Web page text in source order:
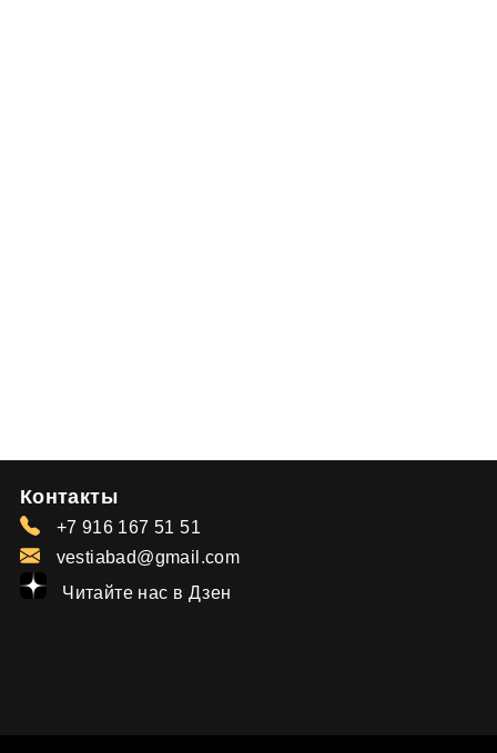
Контакты
+7 916 167 51 51
vestiabad@gmail.com
Читайте нас в Дзен